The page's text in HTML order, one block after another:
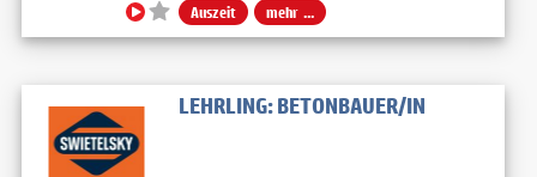
Auszeit mehr ...
LEHRLING: BETONBAUER/IN